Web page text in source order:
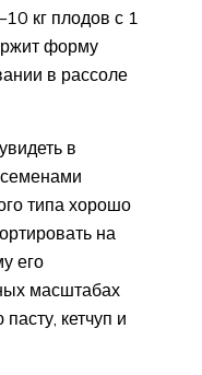
кг плодов с 1
форму
в рассоле
в
типа хорошо
на
его
масштабах
кетчуп и